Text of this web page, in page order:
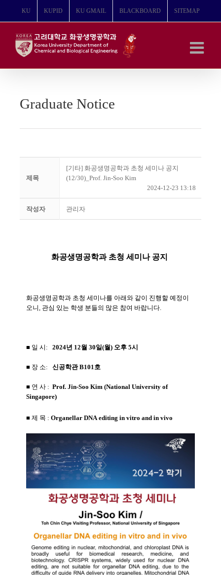
뛰
KU KUPID KU GMAIL BLACKBOARD SITEMAP
Graduate Notice
제목
[기타] 화공생명공학과 초청 세미나 공지
(12/30)_Prof. Jin-Soo Kim
2024-12-23 13:18
작성자 관리자
화공생명공학과 초청 세미나 공지
화공생명공학과 초청 세미나를 아래와 같이 진행할 예정이
오니, 관심 있는 학생 분들의 많은 참여 바랍니다.
■ 일 시: 2024년 12월 30일(월) 오후 5시
■ 장 소: 신공학관 B101호
■ 연 사 : Prof. Jin-Soo Kim (National University of
Singapore)
■ 제 목 : Organellar DNA editing in vitro and in vivo